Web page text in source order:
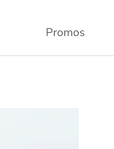
Promos